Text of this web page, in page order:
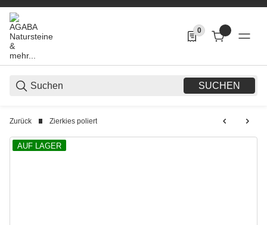
SUCHEN
0
0 Produkte in der
Zurück Zierkies poliert
AUF LAGER